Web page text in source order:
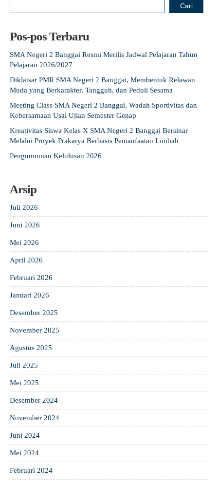
Cari
Pos-pos Terbaru
SMA Negeri 2 Banggai Resmi Merilis Jadwal Pelajaran Tahun
Pelajaran 2026/2027
Diklatsar PMR SMA Negeri 2 Banggai, Membentuk Relawan
Muda yang Berkarakter, Tangguh, dan Peduli Sesama
Meeting Class SMA Negeri 2 Banggai, Wadah Sportivitas dan
Kebersamaan Usai Ujian Semester Genap
Kreativitas Siswa Kelas X SMA Negeri 2 Banggai Bersinar
Melalui Proyek Prakarya Berbasis Pemanfaatan Limbah
Pengumuman Kelulusan 2026
Arsip
Juli 2026
Juni 2026
Mei 2026
April 2026
Februari 2026
Januari 2026
Desember 2025
November 2025
Agustus 2025
Juli 2025
Mei 2025
Desember 2024
November 2024
Juni 2024
Mei 2024
Februari 2024